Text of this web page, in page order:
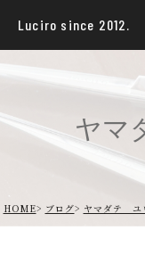
Luciro since 2012.
ヤマ
HOME ブログ ヤマダテ ユ